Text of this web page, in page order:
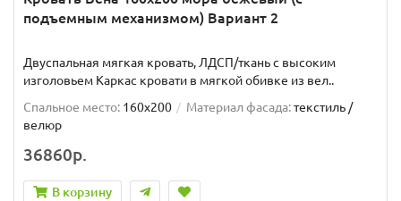
подъемным механизмом) Вариант 2
Двуспальная мягкая кровать, ЛДСП/ткань с высоким
изголовьем Каркас кровати в мягкой обивке из вел..
Спальное место: 160x200 Материал фасада:текстиль /
велюр
36860р.
В корзину